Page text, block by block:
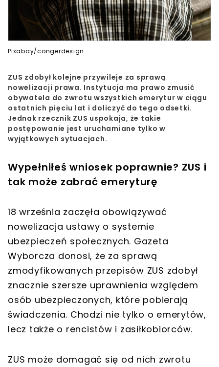
Pixabay/congerdesign
ZUS zdobył kolejne przywileje za sprawą
nowelizacji prawa. Instytucja ma prawo zmusić
obywatela do zwrotu wszystkich emerytur w ciągu
ostatnich pięciu lat i doliczyć do tego odsetki.
Jednak rzecznik ZUS uspokaja, że takie
postępowanie jest uruchamiane tylko w
wyjątkowych sytuacjach.
Wypełniłeś wniosek poprawnie? ZUS i
tak może zabrać emeryturę
18 września zaczęła obowiązywać
nowelizacja ustawy o systemie
ubezpieczeń społecznych. Gazeta
Wyborcza donosi, że za sprawą
zmodyfikowanych przepisów ZUS zdobył
znacznie szersze uprawnienia względem
osób ubezpieczonych, które pobierają
świadczenia. Chodzi nie tylko o emerytów,
lecz także o rencistów i zasiłkobiorców.
ZUS może domagać się od nich zwrotu